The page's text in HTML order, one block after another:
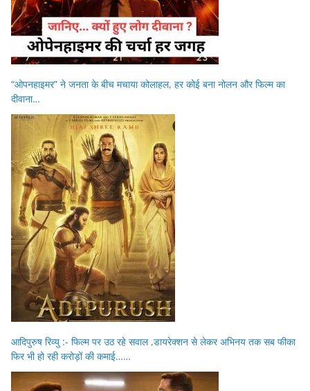
“ओपनहाइमर” ने जनता के बीच मचाया कोलाहल, हर कोई बना नोलन और फिल्म का
दीवाना…
आदिपुरुष रिव्यु :- फिल्म पर उठ रहे सवाल ,डायरेक्शन से लेकर अभिनय तक सब फीका
फिर भी हो रही करोड़ों की कमाई……